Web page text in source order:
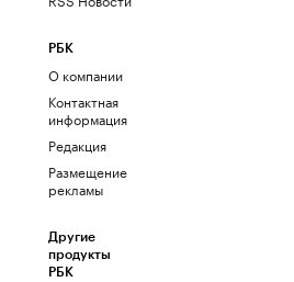
РБК
О компании
Контактная
информация
Редакция
Размещение
рекламы
Другие
продукты
РБК